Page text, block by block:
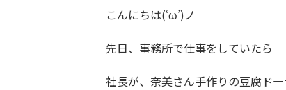
こんにちは(‘ω’)ノ
先日、事務所で仕事をしていたら
社長が、奈美さん手作りの豆腐ド